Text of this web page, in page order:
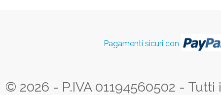
Pagamenti sicuri con
© 2026 - P.IVA 01194560502 -